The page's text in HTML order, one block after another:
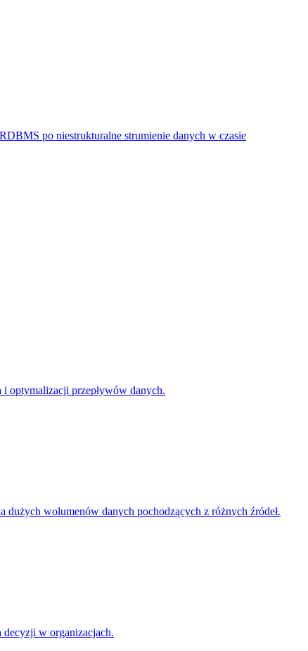
po niestrukturalne strumienie danych w czasie
optymalizacji przepływów danych.
wolumenów danych pochodzących z różnych źródeł.
w organizacjach.